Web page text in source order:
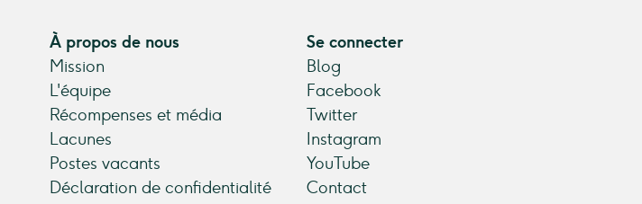
À propos de nous
Mission
L'équipe
Récompenses et média
Lacunes
Postes vacants
Déclaration de confidentialité
Se connecter
Blog
Facebook
Twitter
Instagram
YouTube
Contact